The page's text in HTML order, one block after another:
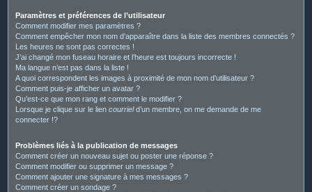
Paramètres et préférences de l’utilisateur
Comment modifier mes paramètres ?
Comment empêcher mon nom d’apparaître dans la liste des membres connectés ?
Les heures ne sont pas correctes !
J’ai changé mon fuseau horaire et l’heure est toujours incorrecte !
Ma langue n’est pas dans la liste !
A quoi correspondent les images à proximité de mon nom d’utilisateur ?
Comment puis-je afficher un avatar ?
Qu’est-ce que mon rang et comment le modifier ?
Lorsque je clique sur le lien courrield’un membre, on me demande de me
connecter !?
Problèmes liés à la publication de messages
Comment créer un nouveau sujet ou poster une réponse ?
Comment modifier ou supprimer un message ?
Comment ajouter une signature à mes messages ?
Comment créer un sondage ?